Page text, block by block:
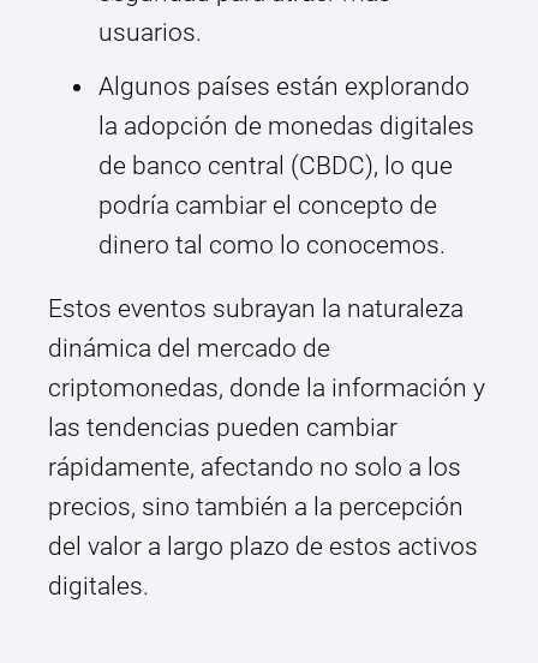
usuarios.
Algunos países están explorando
la adopción de monedas digitales
de banco central (CBDC), lo que
podría cambiar el concepto de
dinero tal como lo conocemos.
Estos eventos subrayan la naturaleza
dinámica del mercado de
criptomonedas, donde la información y
las tendencias pueden cambiar
rápidamente, afectando no solo a los
precios, sino también a la percepción
del valor a largo plazo de estos activos
digitales.